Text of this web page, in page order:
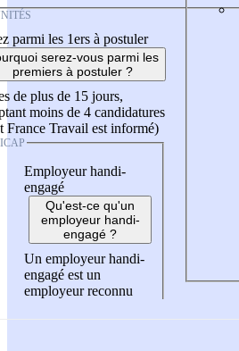
parmi les 1ers à postuler
serez-vous parmi les
premiers à postuler ?
de plus de 15 jours,
moins de 4 candidatures
France Travail est informé)
Employeur handi-
engagé
Qu'est-ce qu'un
employeur handi-
engagé ?
Un employeur handi-
engagé est un
employeur reconnu